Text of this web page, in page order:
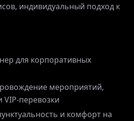
индивидуальный подход к
для корпоративных
мероприятий,
перевозки
и комфорт на